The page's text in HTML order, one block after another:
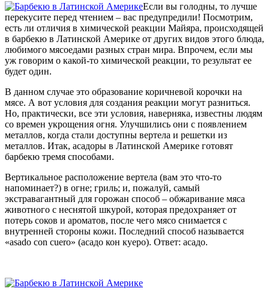
Если вы голодны, то лучше
перекусите перед чтением – вас предупредили! Посмотрим,
есть ли отличия в химической реакции Майяра, происходящей
в барбекю в Латинской Америке от других видов этого блюда,
любимого мясоедами разных стран мира. Впрочем, если мы
уж говорим о какой-то химической реакции, то результат ее
будет один.
В данном случае это образование коричневой корочки на
мясе. А вот условия для создания реакции могут разниться.
Но, практически, все эти условия, наверняка, известны людям
со времен укрощения огня. Улучшились они с появлением
металлов, когда стали доступны вертела и решетки из
металлов. Итак, асадоры в Латинской Америке готовят
барбекю тремя способами.
Вертикальное расположение вертела (вам это что-то
напоминает?) в огне; гриль; и, пожалуй, самый
экстравагантный для горожан способ – обжаривание мяса
животного с неснятой шкурой, которая предохраняет от
потерь соков и ароматов, после чего мясо снимается с
внутренней стороны кожи. Последний способ называется
«asado con cuero» (асадо кон куеро). Ответ: асадо.